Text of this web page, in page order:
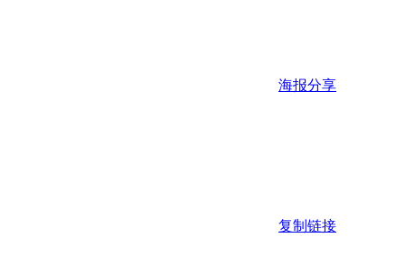
海报分享
复制链接